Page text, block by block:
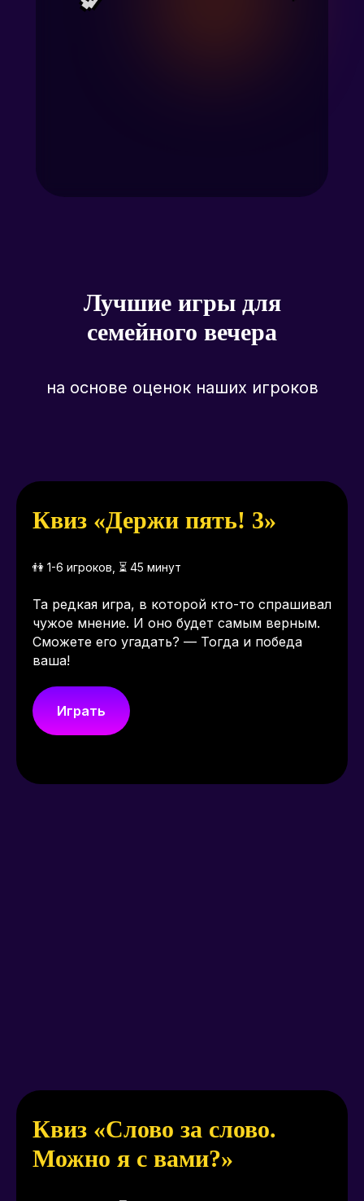
Лучшие игры для
семейного вечера
на основе оценок наших игроков
Квиз «Держи пять! 3»
👫 1-6 игроков, ⏳ 45 минут
Та редкая игра, в которой кто-то спрашивал
чужое мнение. И оно будет самым верным.
Сможете его угадать? — Тогда и победа
ваша!
Играть
Квиз «Слово за слово.
Можно я с вами?»